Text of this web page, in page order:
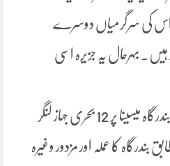
اس کی سرگرمیاں دوسرے
ہیں۔ بہرحال یہ جزیرہ اسی
تیرہویں صدی میں سسلی کی بندرگاہ میسینا پر 12 بحری جہاز لنگر
کا عملہ اور مزدور وغیرہ